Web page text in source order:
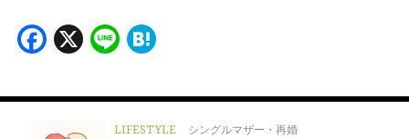
Facebook
X Line
LIFESTYLE シングルマザー・再婚